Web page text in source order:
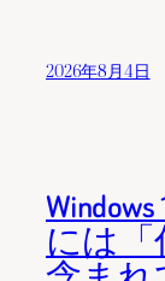
2026年8月4日
には「